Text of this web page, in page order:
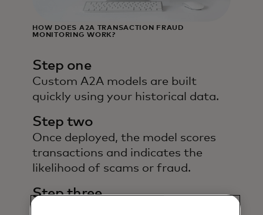
HOW DOES A2A TRANSACTION FRAUD
MONITORING WORK?
Step one
Custom A2A models are built
quickly using your historical data.
Step two
Once deployed, the model scores
transactions and indicates the
likelihood of scams or fraud.
Step three